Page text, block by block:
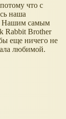
что с
наша
Нашим самым
Rabbit Brother
еще ничего не
любимой.